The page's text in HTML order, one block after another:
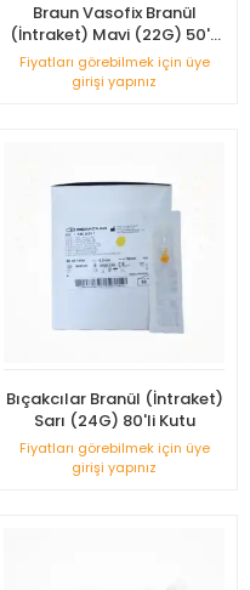
Braun Vasofix Branül
(İntraket) Mavi (22G) 50'li
Kutu
Fiyatları görebilmek için üye
girişi yapınız
Bıçakcılar Branül (İntraket)
Sarı (24G) 80'li Kutu
Fiyatları görebilmek için üye
girişi yapınız